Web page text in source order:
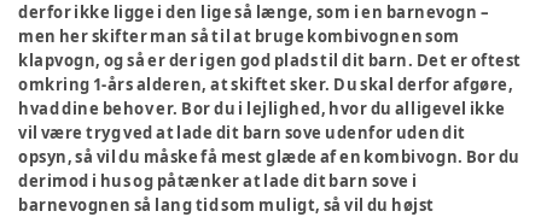
derfor ikke ligge i den lige så længe, som i en barnevogn –
men her skifter man så til at bruge kombivognen som
klapvogn, og så er der igen god plads til dit barn. Det er oftest
omkring 1-års alderen, at skiftet sker. Du skal derfor afgøre,
hvad dine behov er. Bor du i lejlighed, hvor du alligevel ikke
vil være tryg ved at lade dit barn sove udenfor uden dit
opsyn, så vil du måske få mest glæde af en kombivogn. Bor du
derimod i hus og påtænker at lade dit barn sove i
barnevognen så lang tid som muligt, så vil du højst